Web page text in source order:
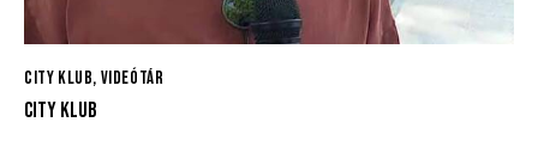
CITY KLUB, VIDEÓTÁR
CITY KLUB